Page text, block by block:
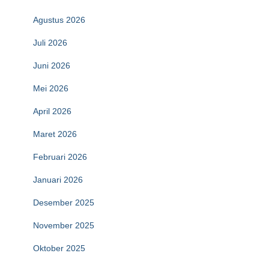
Agustus 2026
Juli 2026
Juni 2026
Mei 2026
April 2026
Maret 2026
Februari 2026
Januari 2026
Desember 2025
November 2025
Oktober 2025